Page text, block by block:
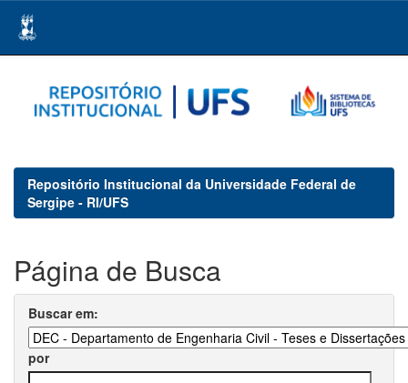
navigation
Repositório Institucional da Universidade Federal de
Sergipe - RI/UFS
Página de Busca
Buscar em:
por